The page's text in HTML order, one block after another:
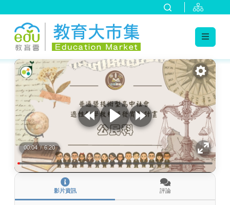
:::
00:04 / 6:20
影片資訊 評論